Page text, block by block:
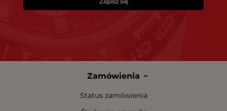
Zamówienia
Status zamówienia